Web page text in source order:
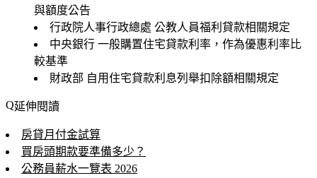
與額度公告
行政院人事行政總處 公教人員福利貸款相關規定
中央銀行 一般購置住宅貸款利率，作為優惠利率比
較基準
財政部 自用住宅貸款利息列舉扣除額相關規定
延伸閱讀
房貸月付金試算
買房頭期款要準備多少？
公務員薪水一覽表 2026